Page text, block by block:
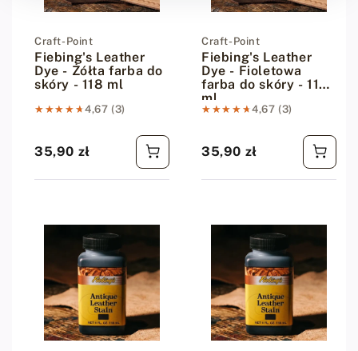
Dostawca:
Craft-Point
Fiebing's Leather
Dye - Żółta farba do
skóry - 118 ml
★★★★★
★★★★★4,67 (3)
Cena regularna
35,90 zł
Dostawca:
Craft-Point
Fiebing's Leather
Dye - Fioletowa
farba do skóry - 118
ml
★★★★★
★★★★★4,67 (3)
Cena regularna
35,90 zł